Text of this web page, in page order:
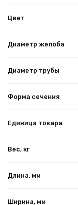
Цвет
Диаметр желоба
Диаметр трубы
Форма сечения
Единица товара
Вес, кг
Длина, мм
Ширина, мм